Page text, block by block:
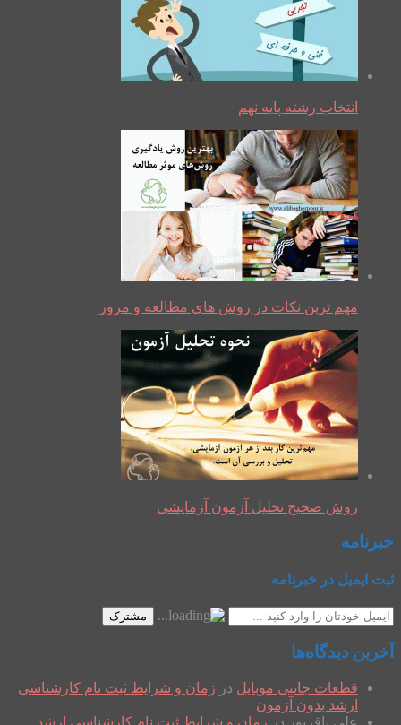
انتخاب رشته پایه نهم
مهم ترین نکات در روش های مطالعه و مرور
روش صحیح تحلیل آزمون آزمایشی
خبرنامه
ثبت ایمیل در خبرنامه
مشترک
آخرین دیدگاه‌ها
قطعات جانبی موبایل در زمان و شرایط ثبت نام کارشناسی
ارشد بدون آزمون
علی باقرپور در زمان و شرایط ثبت نام کارشناسی ارشد